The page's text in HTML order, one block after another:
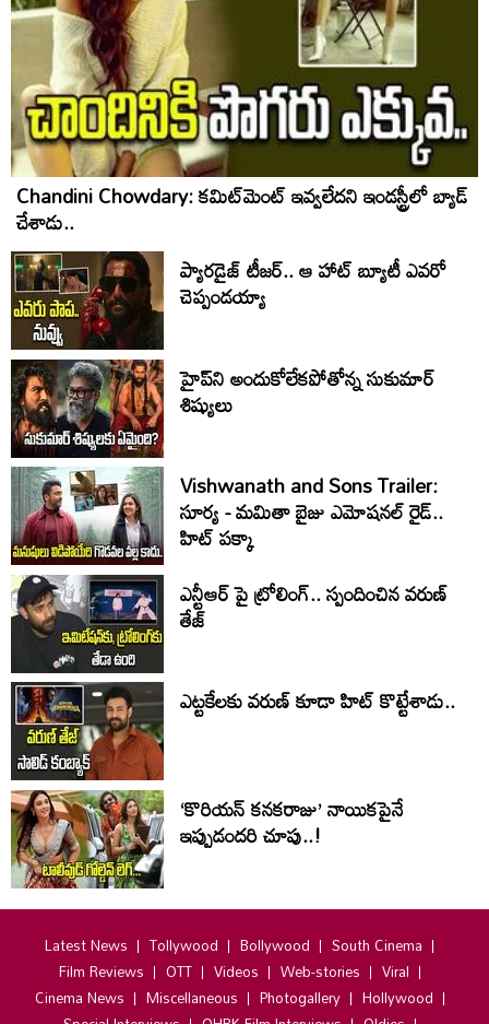
Chandini Chowdary: కమిట్‌మెంట్ ఇవ్వలేదని ఇండస్ట్రీలో బ్యాడ్
చేశాడు..
ప్యారడైజ్ టీజర్.. ఆ హాట్ బ్యూటీ ఎవరో
చెప్పండయ్యా
హైప్‌ని అందుకోలేకపోతోన్న సుకుమార్
శిష్యులు
Vishwanath and Sons Trailer:
సూర్య - మమితా బైజు ఎమోషనల్ రైడ్..
హిట్ పక్కా
ఎన్టీఆర్ పై ట్రోలింగ్.. స్పందించిన వరుణ్
తేజ్
ఎట్టకేలకు వరుణ్ కూడా హిట్ కొట్టేశాడు..
‘కొరియన్ కనకరాజు’ నాయికపైనే
ఇప్పుడందరి చూపు..!
Latest News Tollywood Bollywood
South Cinema
Film Reviews
OTT Videos Web-stories
Viral
Cinema News
Miscellaneous Photogallery
Hollywood